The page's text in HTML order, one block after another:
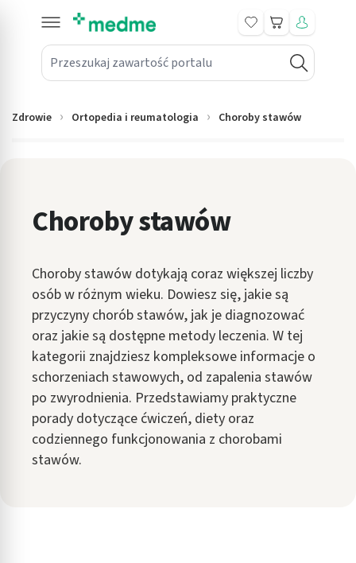
Przeszukaj zawartość portalu
Koszyk
submenu: Leki na receptę
submenu: Kosmetyki
submenu: Sprzęt medyczny
submenu: Intymne
submenu: Wellness
Zdrowie Ortopedia i reumatologia Choroby stawów
Choroby stawów
Choroby stawów dotykają coraz większej liczby
osób w różnym wieku. Dowiesz się, jakie są
przyczyny chorób stawów, jak je diagnozować
oraz jakie są dostępne metody leczenia. W tej
kategorii znajdziesz kompleksowe informacje o
schorzeniach stawowych, od zapalenia stawów
po zwyrodnienia. Przedstawiamy praktyczne
porady dotyczące ćwiczeń, diety oraz
codziennego funkcjonowania z chorobami
stawów.